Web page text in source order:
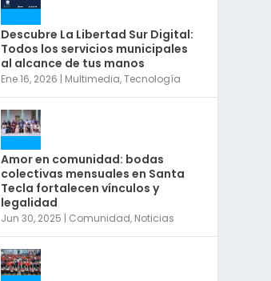
Descubre La Libertad Sur Digital:
Todos los servicios municipales
al alcance de tus manos
Ene 16, 2026 | Multimedia,Tecnología
Amor en comunidad: bodas
colectivas mensuales en Santa
Tecla fortalecen vínculos y
legalidad
Jun 30, 2025 | Comunidad, Noticias